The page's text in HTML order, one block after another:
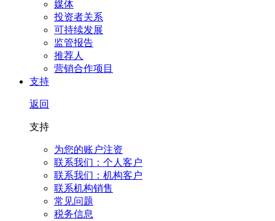
媒体
投资者关系
可持续发展
监管报告
推荐人
营销合作项目
支持
返回
支持
为您的账户注资
联系我们：个人客户
联系我们：机构客户
联系机构销售
常见问题
税务信息